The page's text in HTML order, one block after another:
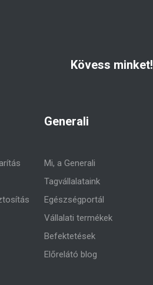
Kövess minket!
Generali
Mi, a Generali
Tagvállalataink
Egészségportál
Vállalati termékek
Befektetések
Előrelátó blog